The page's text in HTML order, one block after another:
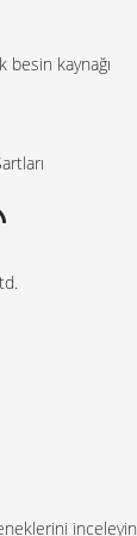
besin kaynağı
inceleyin